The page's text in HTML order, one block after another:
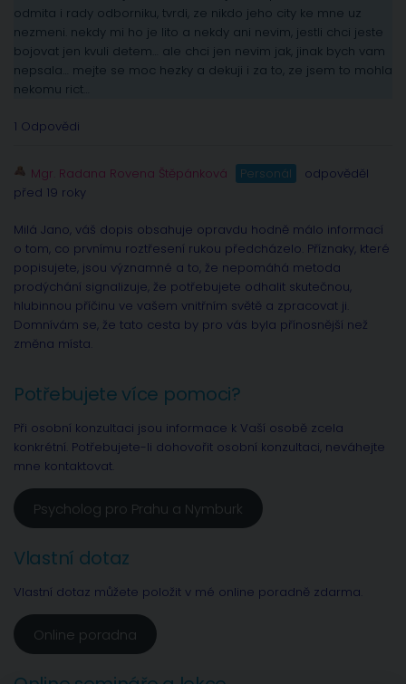
odmita i rady odborniku, tvrdi, ze nikdo jeho city ke mne uz
nezmeni. nekdy mi ho je lito a nekdy ani nevim, jestli chci jeste
bojovat jen kvuli detem… ale chci jen nevim jak, jinak bych vam
nepsala… mejte se moc hezky a dekuji i za to, ze jsem to mohla
nekomu rict…
1 Odpovědi
Mgr. Radana Rovena Štěpánková Personál
odpověděl
před 19 roky
Milá Jano, váš dopis obsahuje opravdu hodně málo informací
o tom, co prvnímu roztřesení rukou předcházelo. Příznaky, které
popisujete, jsou významné a to, že nepomáhá metoda
prodýchání signalizuje, že potřebujete odhalit skutečnou,
hlubinnou příčinu ve vašem vnitřním světě a zpracovat ji.
Domnívám se, že tato cesta by pro vás byla přínosnější než
změna místa.
Potřebujete více pomoci?
Při osobní konzultaci jsou informace k Vaší osobě zcela
konkrétní. Potřebujete-li dohovořit osobní konzultaci, neváhejte
mne kontaktovat.
Psycholog pro Prahu a Nymburk
Vlastní dotaz
Vlastní dotaz můžete položit v mé online poradně zdarma.
Online poradna